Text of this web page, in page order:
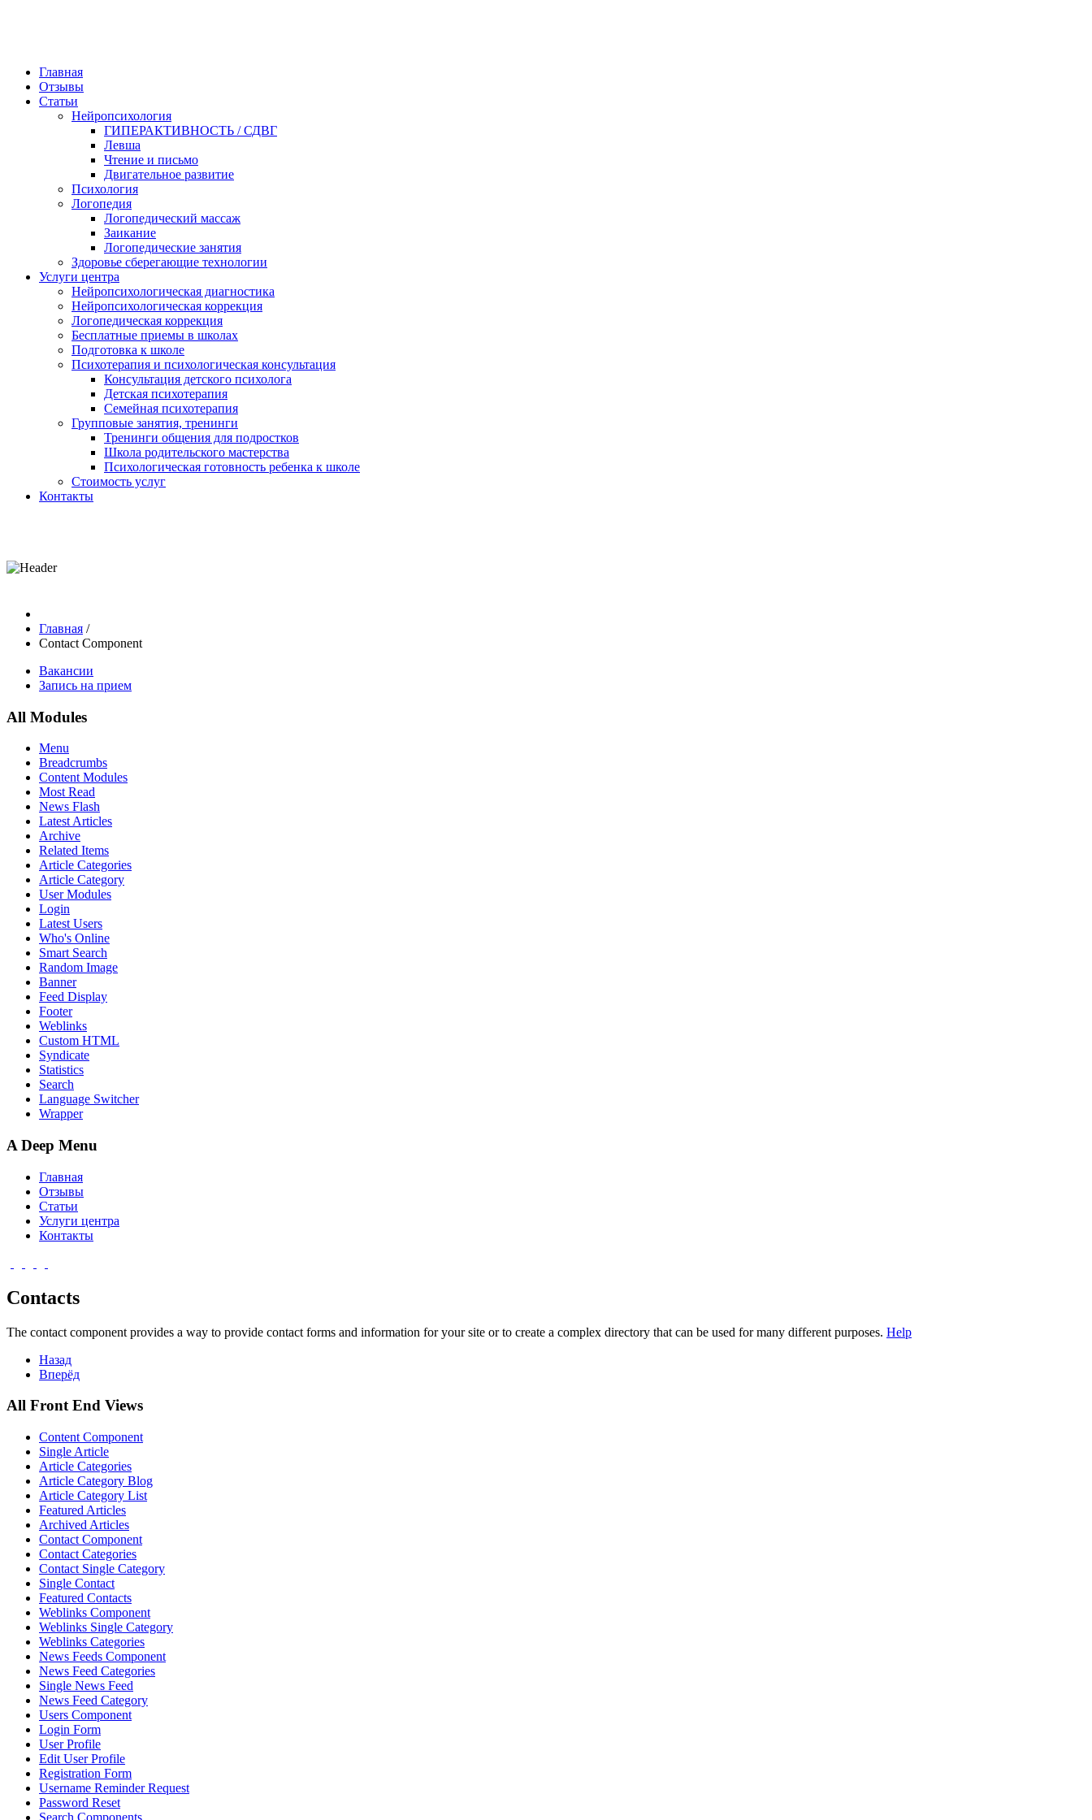
Главная
Отзывы
Статьи
Нейропсихология
ГИПЕРАКТИВНОСТЬ / СДВГ
Левша
Чтение и письмо
Двигательное развитие
Психология
Логопедия
Логопедический массаж
Заикание
Логопедические занятия
Здоровье сберегающие технологии
Услуги центра
Нейропсихологическая диагностика
Нейропсихологическая коррекция
Логопедическая коррекция
Бесплатные приемы в школах
Подготовка к школе
Психотерапия и психологическая консультация
Консультация детского психолога
Детская психотерапия
Семейная психотерапия
Групповые занятия, тренинги
Тренинги общения для подростков
Школа родительского мастерства
Психологическая готовность ребенка к школе
Стоимость услуг
Контакты
Главная /
Contact Component
Вакансии
Запись на прием
All Modules
Menu
Breadcrumbs
Content Modules
Most Read
News Flash
Latest Articles
Archive
Related Items
Article Categories
Article Category
User Modules
Login
Latest Users
Who's Online
Smart Search
Random Image
Banner
Feed Display
Footer
Weblinks
Custom HTML
Syndicate
Statistics
Search
Language Switcher
Wrapper
A Deep Menu
Главная
Отзывы
Статьи
Услуги центра
Контакты
Contacts
The contact component provides a way to provide contact forms and information for your site or to create a complex directory that can be used for many different purposes. Help
Назад
Вперёд
All Front End Views
Content Component
Single Article
Article Categories
Article Category Blog
Article Category List
Featured Articles
Archived Articles
Contact Component
Contact Categories
Contact Single Category
Single Contact
Featured Contacts
Weblinks Component
Weblinks Single Category
Weblinks Categories
News Feeds Component
News Feed Categories
Single News Feed
News Feed Category
Users Component
Login Form
User Profile
Edit User Profile
Registration Form
Username Reminder Request
Password Reset
Search Components